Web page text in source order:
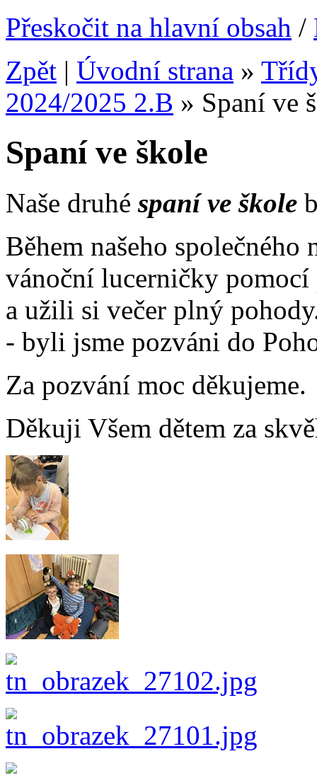
Přeskočit na hlavní obsah /
Zpět | Úvodní strana »
2024/2025 2.B » Spaní ve
Spaní ve škole
Naše druhé spaní ve škole
Během našeho
vánoční lucerničky
a užili si večer plný
- byli jsme pozváni do
Za pozvání moc děkujeme.
Děkuji Všem dětem za